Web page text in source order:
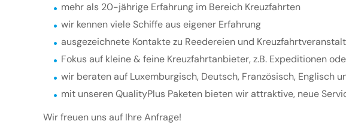
mehr als 20-jährige Erfahrung im Bereich Kreuzfahrten
wir kennen viele Schiffe aus eigener Erfahrung
ausgezeichnete Kontakte zu Reedereien und
Fokus auf kleine & feine Kreuzfahrtanbieter, z.B. Expeditionen
wir beraten auf Luxemburgisch, Deutsch, Französisch, Englisch
mit unseren QualityPlus Paketen bieten wir attraktive, neue
Wir freuen uns auf Ihre Anfrage!